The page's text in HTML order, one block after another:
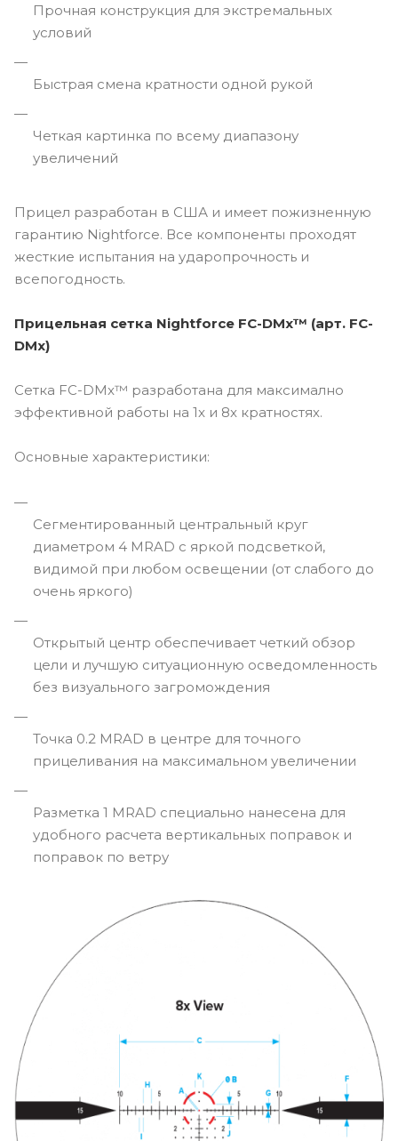
Прочная конструкция для экстремальных
условий
Быстрая смена кратности одной рукой
Четкая картинка по всему диапазону
увеличений
Прицел разработан в США и имеет пожизненную
гарантию Nightforce. Все компоненты проходят
жесткие испытания на ударопрочность и
всепогодность.
Прицельная сетка Nightforce FC-DMx™ (арт. FC-
DMx)
Сетка FC-DMx™ разработана для максимално
эффективной работы на 1x и 8x кратностях.
Основные характеристики:
Сегментированный центральный круг
диаметром 4 MRAD с яркой подсветкой,
видимой при любом освещении (от слабого до
очень яркого)
Открытый центр обеспечивает четкий обзор
цели и лучшую ситуационную осведомленность
без визуального загромождения
Точка 0.2 MRAD в центре для точного
прицеливания на максимальном увеличении
Разметка 1 MRAD специально нанесена для
удобного расчета вертикальных поправок и
поправок по ветру